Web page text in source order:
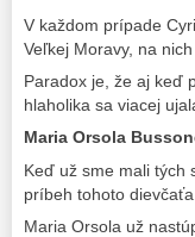
V každom prípade
Veľkej Moravy, na
Paradox je, že aj keď
hlaholika sa viacej
Maria Orsola
Keď už sme mali tých
príbeh tohoto dievčaťa.
Maria Orsola už